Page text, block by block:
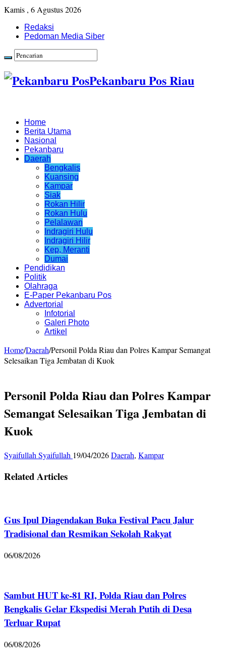
Kamis , 6 Agustus 2026
Redaksi
Pedoman Media Siber
Pekanbaru Pos Riau
Home
Berita Utama
Nasional
Pekanbaru
Daerah
Bengkalis
Kuansing
Kampar
Siak
Rokan Hilir
Rokan Hulu
Pelalawan
Indragiri Hulu
Indragiri Hilir
Kep, Meranti
Dumai
Pendidikan
Politik
Olahraga
E-Paper Pekanbaru Pos
Advertorial
Infotorial
Galeri Photo
Artikel
Home/Daerah/Personil Polda Riau dan Polres Kampar Semangat
Selesaikan Tiga Jembatan di Kuok
Personil Polda Riau dan Polres Kampar
Semangat Selesaikan Tiga Jembatan di
Kuok
Syaifullah Syaifullah 19/04/2026Daerah, Kampar
Related Articles
Gus Ipul Diagendakan Buka Festival Pacu Jalur
Tradisional dan Resmikan Sekolah Rakyat
06/08/2026
Sambut HUT ke-81 RI, Polda Riau dan Polres
Bengkalis Gelar Ekspedisi Merah Putih di Desa
Terluar Rupat
06/08/2026